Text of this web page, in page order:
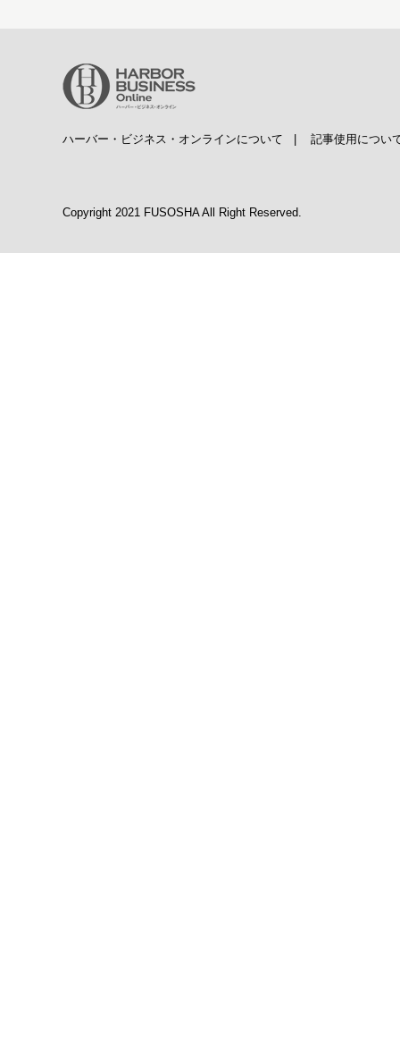
ハーバー・ビジネス・オンラインについて 記事使用につい
Copyright 2021 FUSOSHA All Right Reserved.